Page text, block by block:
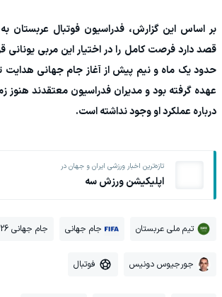
بر اساس این گزارش، فدراسیون فوتبال عربستان
قصد دارد فرصت کامل را در اختیار این مربی یونانی
حدود یک ماه و نیم پیش از آغاز جام جهانی هدایت
عهده گرفته بود و مدیران فدراسیون معتقدند هنوز
درباره عملکرد او وجود نداشته است.
تازه‌ترین اخبار ورزشی ایران و جهان در
اپلیکیشن ورزش سه
تیم ملی عربستان جام جهانی جام جهانی 2026
جورجیوس دونیس فوتبال